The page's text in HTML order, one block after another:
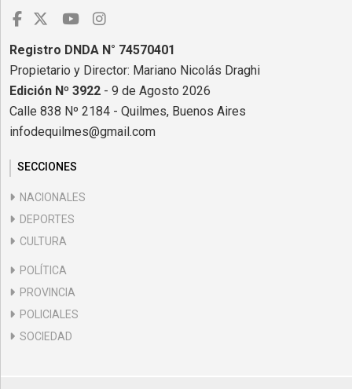
Registro DNDA N° 74570401
Propietario y Director: Mariano Nicolás Draghi
Edición Nº 3922 - 9 de Agosto 2026
Calle 838 Nº 2184 - Quilmes, Buenos Aires
infodequilmes@gmail.com
SECCIONES
NACIONALES
DEPORTES
CULTURA
POLÍTICA
PROVINCIA
POLICIALES
SOCIEDAD